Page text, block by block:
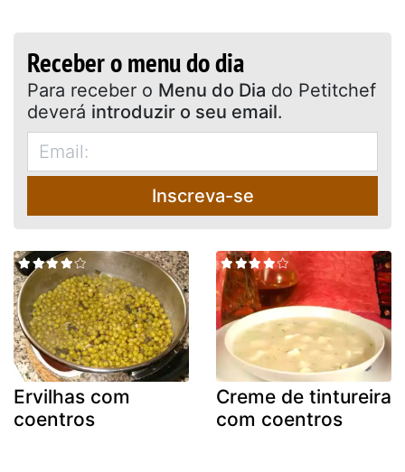
Receber o menu do dia
Para receber o Menu do Dia do Petitchef
deverá introduzir o seu email.
Inscreva-se
Ervilhas com
coentros
Creme de tintureira
com coentros